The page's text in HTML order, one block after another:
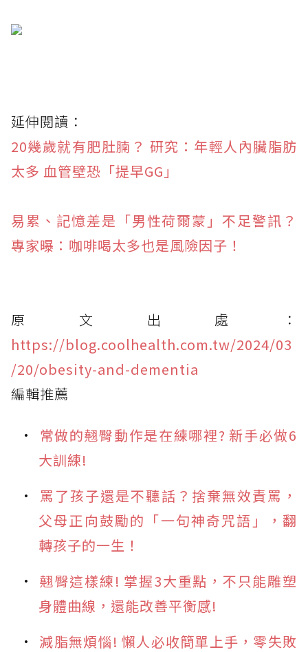
延伸閱讀：
20幾歲就有肥肚腩？ 研究：年輕人內臟脂肪
太多 血管壁恐「提早GG」
易累、記憶差是「男性荷爾蒙」不足警訊？
專家曝：咖啡喝太多也是風險因子！
原文出處：
https://blog.coolhealth.com.tw/2024/03
/20/obesity-and-dementia
編輯推薦
常做的翹臀動作是在練哪裡? 新手必做6
大訓練!
罵了孩子還是不聽話？捨棄無效責罵，
父母正向鼓勵的「一句神奇咒語」，翻
轉孩子的一生！
翹臀這樣練! 掌握3大重點，不只能雕塑
身體曲線，還能改善平衡感!
減脂無煩惱! 懶人必收簡單上手，零失敗